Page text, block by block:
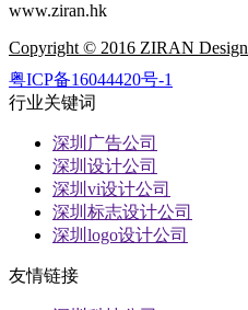
www.ziran.hk
Copyright © 2016 ZIRAN Design
粤ICP备16044420号-1
行业关键词
深圳广告公司
深圳设计公司
深圳vi设计公司
深圳标志设计公司
深圳logo设计公司
友情链接